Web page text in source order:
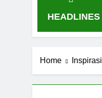
HEADLINES
Home Inspirasi